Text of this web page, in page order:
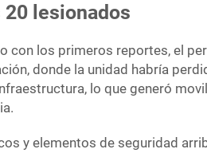
20 lesionados
con los primeros reportes, el
donde la unidad habría
lo que generó
y elementos de seguridad